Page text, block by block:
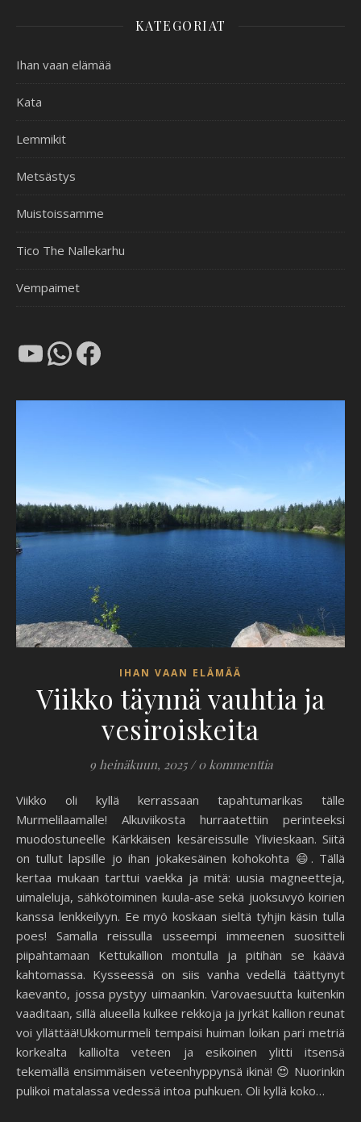
KATEGORIAT
Ihan vaan elämää
Kata
Lemmikit
Metsästys
Muistoissamme
Tico The Nallekarhu
Vempaimet
YouTubeWhatsApp
Facebook
IHAN VAAN ELÄMÄÄ
Viikko täynnä vauhtia ja
vesiroiskeita
9 heinäkuun, 2025 / 0 kommenttia
Viikko oli kyllä kerrassaan tapahtumarikas tälle
Murmelilaamalle! Alkuviikosta hurraatettiin perinteeksi
muodostuneelle Kärkkäisen kesäreissulle Ylivieskaan. Siitä
on tullut lapsille jo ihan jokakesäinen kohokohta 😄. Tällä
kertaa mukaan tarttui vaekka ja mitä: uusia magneetteja,
uimaleluja, sähkötoiminen kuula-ase sekä juoksuvyö koirien
kanssa lenkkeilyyn. Ee myö koskaan sieltä tyhjin käsin tulla
poes! Samalla reissulla usseempi immeenen suositteli
piipahtamaan Kettukallion montulla ja pitihän se käävä
kahtomassa. Kysseessä on siis vanha vedellä täättynyt
kaevanto, jossa pystyy uimaankin. Varovaesuutta kuitenkin
vaaditaan, sillä alueella kulkee rekkoja ja jyrkät kallion reunat
voi yllättää!Ukkomurmeli tempaisi huiman loikan pari metriä
korkealta kalliolta veteen ja esikoinen ylitti itsensä
tekemällä ensimmäisen veteenhyppynsä ikinä! 😍 Nuorinkin
pulikoi matalassa vedessä intoa puhkuen. Oli kyllä koko…